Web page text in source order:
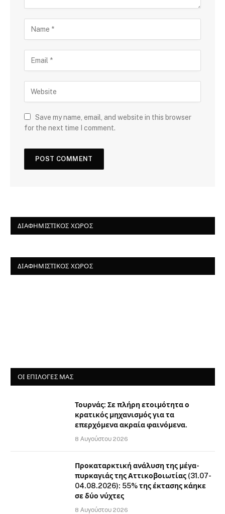
Save my name, email, and website in this browser
for the next time I comment.
ΔΙΑΦΗΜΙΣΤΙΚΌΣ ΧΏΡΟΣ
ΔΙΑΦΗΜΙΣΤΙΚΌΣ ΧΏΡΟΣ
ΟΙ ΕΠΙΛΟΓΈΣ ΜΑΣ
Τουρνάς: Σε πλήρη ετοιμότητα ο
κρατικός μηχανισμός για τα
επερχόμενα ακραία φαινόμενα.
8 Αυγούστου 2026
Προκαταρκτική ανάλυση της μέγα-
πυρκαγιάς της Αττικοβοιωτίας (31.07-
04.08.2026): 55% της έκτασης κάηκε
σε δύο νύχτες
8 Αυγούστου 2026